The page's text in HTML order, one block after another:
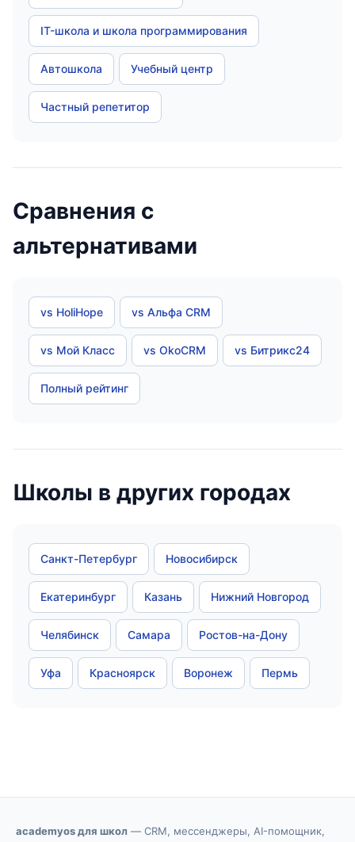
IT-школа и школа программирования
Автошкола Учебный центр
Частный репетитор
Сравнения с
альтернативами
vs HoliHope vs Альфа CRM
vs Мой Класс vs OkoCRM vs Битрикс24
Полный рейтинг
Школы в других городах
Санкт-Петербург Новосибирск
Екатеринбург Казань Нижний Новгород
Челябинск Самара Ростов-на-Дону
Уфа Красноярск Воронеж Пермь
academyos для школ — CRM, мессенджеры, AI-помощник,